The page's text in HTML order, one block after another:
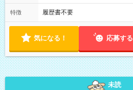
特徴 履歴書不要
気になる！ 応募する
未読